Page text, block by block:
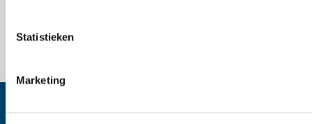
Statistieken
Marketing